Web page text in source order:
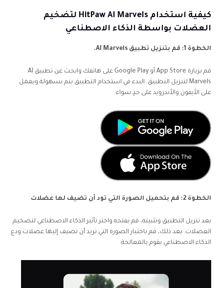
كيفية استخدام HitPaw AI Marvels لتضخيم
العضلات بواسطة الذكاء الاصطناعي
الخطوة 1: قم بتنزيل تطبيق AI Marvels.
قم بزيارة App Store أو Google Play على هاتفك وابحث عن تطبيق AI
Marvels لتنزيل التطبيق. البدء في استخدام التطبيق يتم بسهولة ويعمل
على الأيفون والأندرويد على حدٍ سواء.
الخطوة 2: قم بتحميل الصورة التي تود أن تضيف لها عضلات
بعد تنزيل التطبيق وتثبيته، قم بفتحه واختر تأثير الذكاء الاصطناعي لتضخيم
العضلات. بعد ذلك، قم باختيار الصورة التي تريد أن تضيف إليها عضلات ودع
الذكاء الاصطناعي يقوم بالمعالجة.